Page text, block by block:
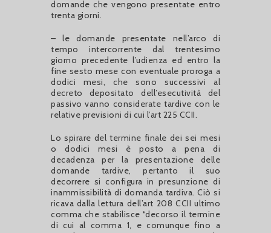
domande che vengono presentate entro
trenta giorni.
– le domande presentate nell’arco di
tempo intercorrente dal trentesimo
giorno precedente l’udienza ed entro la
fine sesto mese con eventuale proroga a
dodici mesi, che sono successivi al
decreto depositato dell’esecutività del
passivo vanno considerate tardive con le
relative previsioni di cui l’art 225 CCII.
Lo spirare del termine finale dei sei mesi
o dodici mesi è posto a pena di
decadenza per la presentazione delle
domande tardive, pertanto il suo
decorrere si configura in presunzione di
inammissibilità di domanda tardiva. Ciò si
ricava dalla lettura dell’art 208 CCII ultimo
comma che stabilisce “decorso il termine
di cui al comma 1, e comunque fino a